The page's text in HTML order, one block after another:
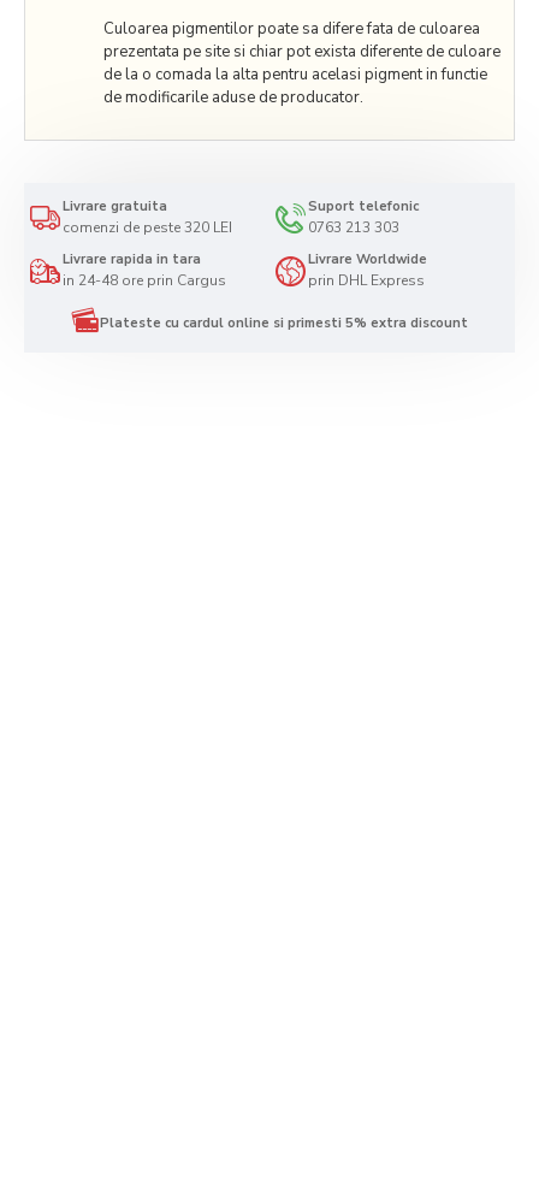
Culoarea pigmentilor poate sa difere fata de culoarea
prezentata pe site si chiar pot exista diferente de culoare
de la o comada la alta pentru acelasi pigment in functie
de modificarile aduse de producator.
Livrare gratuita
comenzi de peste 320 LEI
Suport telefonic
0763 213 303
Livrare rapida in tara
in 24-48 ore prin Cargus
Livrare Worldwide
prin DHL Express
Plateste cu cardul online si primesti 5% extra discount